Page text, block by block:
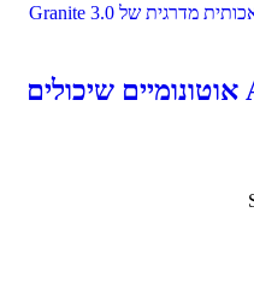
Read more: IBM משיקה דגמי בינה מלאכותית מדרגית של Granite 3.0
מיקרוסופט מציגה סוכני AI אוטונומיים שיכולים